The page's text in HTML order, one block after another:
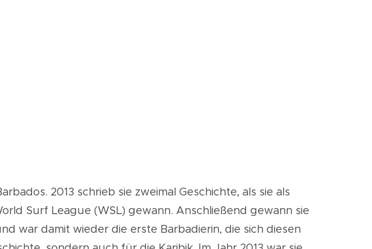
2013 schrieb sie zweimal Geschichte, als sie als
Surf League (WSL) gewann. Anschließend gewann sie
war damit wieder die erste Barbadierin, die sich diesen